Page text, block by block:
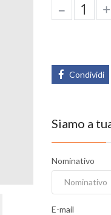
– +
Condividi
Siamo a
Nominativo
E-mail